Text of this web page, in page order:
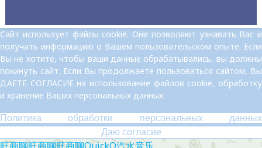
Сайт использует файлы cookie. Они позволяют узнавать Вас и
получать информацию о Вашем пользовательском опыте. Если
Вы не хотите, чтобы ваши данные обрабатывались, вы должны
покинуть сайт. Если Вы продолжаете пользоваться сайтом, Вы
ДАЕТЕ СОГЛАСИЕ на использование файлов cookie, обработку
и хранение Ваших персональных данных.
Политика обработки персональных данных
Даю согласие